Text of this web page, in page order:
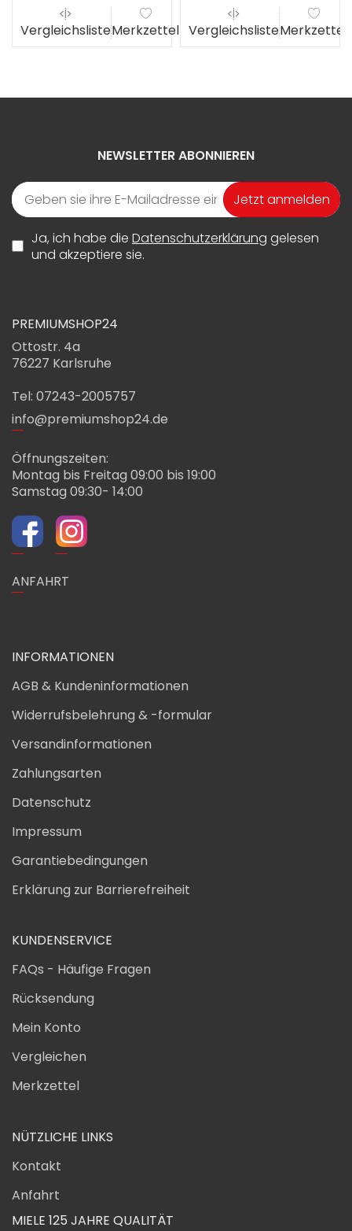
VergleichslisteMerkzettel VergleichslisteMerkzettel
NEWSLETTER ABONNIEREN
Jetzt anmelden
Ja, ich habe die Datenschutzerklärung gelesen
und akzeptiere sie.
PREMIUMSHOP24
Ottostr. 4a
76227 Karlsruhe
Tel: 07243-2005757
info@premiumshop24.de
Öffnungszeiten:
Montag bis Freitag 09:00 bis 19:00
Samstag 09:30- 14:00
ANFAHRT
INFORMATIONEN
AGB & Kundeninformationen
Widerrufsbelehrung & -formular
Versandinformationen
Zahlungsarten
Datenschutz
Impressum
Garantiebedingungen
Erklärung zur Barrierefreiheit
KUNDENSERVICE
FAQs - Häufige Fragen
Rücksendung
Mein Konto
Vergleichen
Merkzettel
NÜTZLICHE LINKS
Kontakt
Anfahrt
MIELE 125 JAHRE QUALITÄT